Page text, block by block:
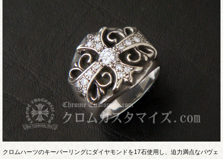
クロムハーツのキーパーリングにダイヤモンドを17石使用し、迫力満点なパヴェ